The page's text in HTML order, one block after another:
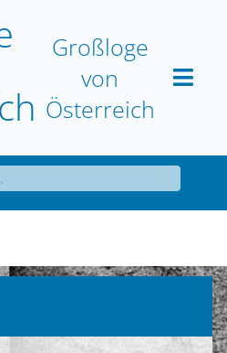
Großloge
von
Österreich